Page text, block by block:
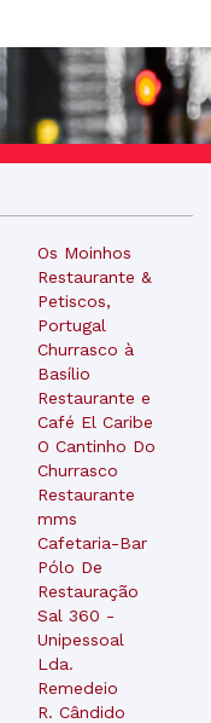
Os Moinhos
Restaurante &
Petiscos,
Portugal
Churrasco à
Basílio
Restaurante e
Café El Caribe
O Cantinho Do
Churrasco
Restaurante
mms
Cafetaria-Bar
Pólo De
Restauração
Sal 360 -
Unipessoal
Lda.
Remedeio
R. Cândido